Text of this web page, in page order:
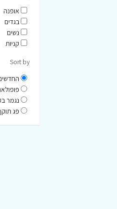
אופנה
בגדים
נשים
קניות
Sort by
נגמר
פג